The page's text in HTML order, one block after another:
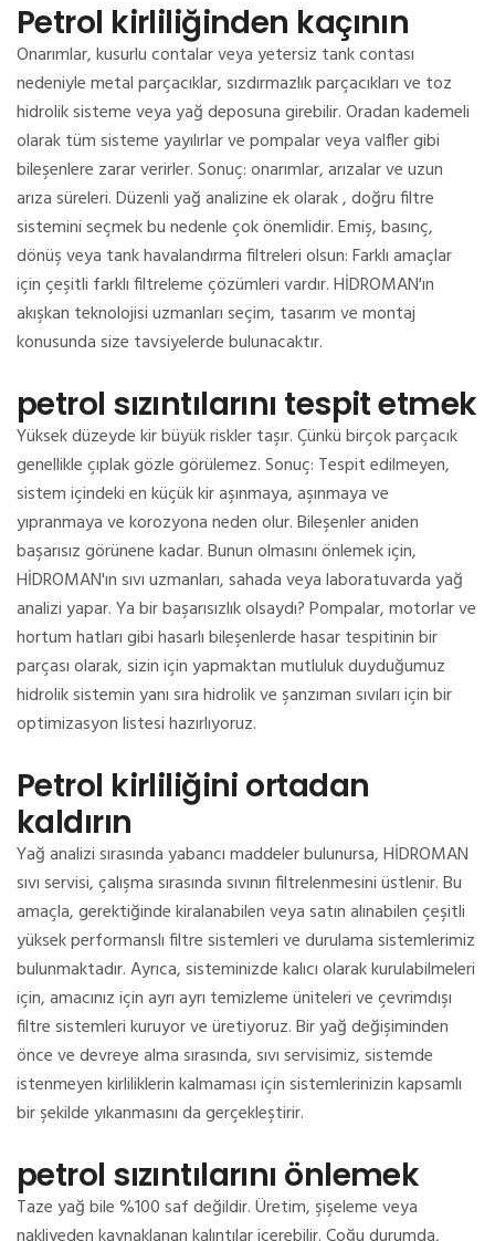
Petrol kirliliğinden kaçının
Onarımlar, kusurlu contalar veya yetersiz tank contası
nedeniyle metal parçacıklar, sızdırmazlık parçacıkları ve toz
hidrolik sisteme veya yağ deposuna girebilir.Oradan kademeli
olarak tüm sisteme yayılırlar ve pompalar veya valfler gibi
bileşenlere zarar verirler.Sonuç: onarımlar, arızalar ve uzun
arıza süreleri.Düzenliyağ analizineek olarak , doğru filtre
sistemini seçmek bu nedenle çok önemlidir.Emiş, basınç,
dönüş veya tank havalandırma filtreleri olsun: Farklı amaçlar
için çeşitli farklı filtreleme çözümleri vardır.HİDROMAN'ın
akışkan teknolojisi uzmanları seçim, tasarım ve montaj
konusunda size tavsiyelerde bulunacaktır.
petrol sızıntılarını tespit etmek
Yüksek düzeyde kir büyük riskler taşır.Çünkü birçok parçacık
genellikle çıplak gözle görülemez.Sonuç: Tespit edilmeyen,
sistem içindeki en küçük kir aşınmaya, aşınmaya ve
yıpranmaya ve korozyona neden olur.Bileşenler aniden
başarısız görünene kadar.Bunun olmasını önlemek için,
HİDROMAN'ın sıvı uzmanları, sahada veya laboratuvarda yağ
analizi yapar.Ya bir başarısızlık olsaydı?Pompalar, motorlar ve
hortum hatları gibi hasarlı bileşenlerde hasar tespitinin bir
parçası olarak, sizin için yapmaktan mutluluk duyduğumuz
hidrolik sistemin yanı sıra hidrolik ve şanzıman sıvıları için bir
optimizasyon listesi hazırlıyoruz.
Petrol kirliliğini ortadan
kaldırın
Yağ analizi sırasında yabancı maddeler bulunursa, HİDROMAN
sıvı servisi, çalışma sırasında sıvının filtrelenmesini üstlenir.Bu
amaçla, gerektiğinde kiralanabilen veya satın alınabilen çeşitli
yüksek performanslı filtre sistemleri ve durulama sistemlerimiz
bulunmaktadır.Ayrıca, sisteminizde kalıcı olarak kurulabilmeleri
için, amacınız için ayrı ayrı temizleme üniteleri ve çevrimdışı
filtre sistemleri kuruyor ve üretiyoruz.Bir yağ değişiminden
önce ve devreye alma sırasında, sıvı servisimiz, sistemde
istenmeyen kirliliklerin kalmaması için sistemlerinizin kapsamlı
bir şekilde yıkanmasını da gerçekleştirir.
petrol sızıntılarını önlemek
Taze yağ bile %100 saf değildir.Üretim, şişeleme veya